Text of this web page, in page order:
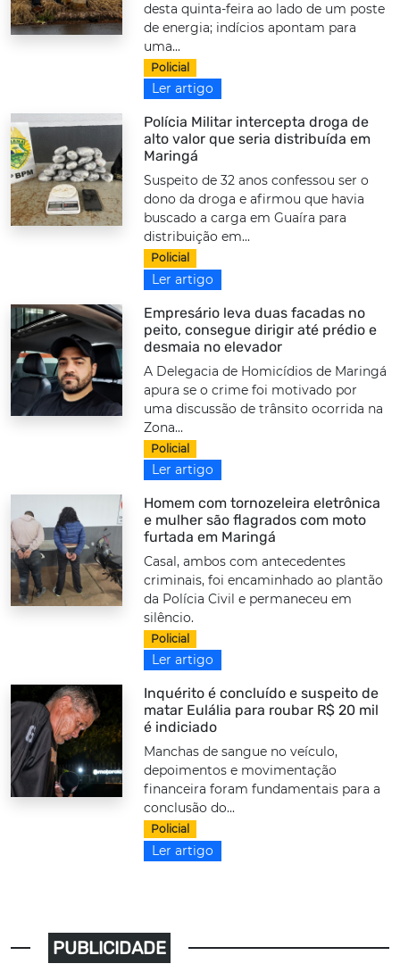
desta quinta-feira ao lado de um poste
de energia; indícios apontam para
uma...
Policial
Ler artigo
Polícia Militar intercepta droga de
alto valor que seria distribuída em
Maringá
Suspeito de 32 anos confessou ser o
dono da droga e afirmou que havia
buscado a carga em Guaíra para
distribuição em...
Policial
Ler artigo
Empresário leva duas facadas no
peito, consegue dirigir até prédio e
desmaia no elevador
A Delegacia de Homicídios de Maringá
apura se o crime foi motivado por
uma discussão de trânsito ocorrida na
Zona...
Policial
Ler artigo
Homem com tornozeleira eletrônica
e mulher são flagrados com moto
furtada em Maringá
Casal, ambos com antecedentes
criminais, foi encaminhado ao plantão
da Polícia Civil e permaneceu em
silêncio.
Policial
Ler artigo
Inquérito é concluído e suspeito de
matar Eulália para roubar R$ 20 mil
é indiciado
Manchas de sangue no veículo,
depoimentos e movimentação
financeira foram fundamentais para a
conclusão do...
Policial
Ler artigo
PUBLICIDADE